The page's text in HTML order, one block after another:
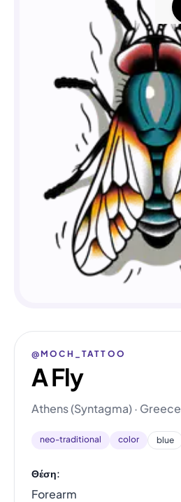
@MOCH_TATTOO
A Fly
Athens (Syntagma) · Greece
neo-traditional color blue
Θέση:
Forearm